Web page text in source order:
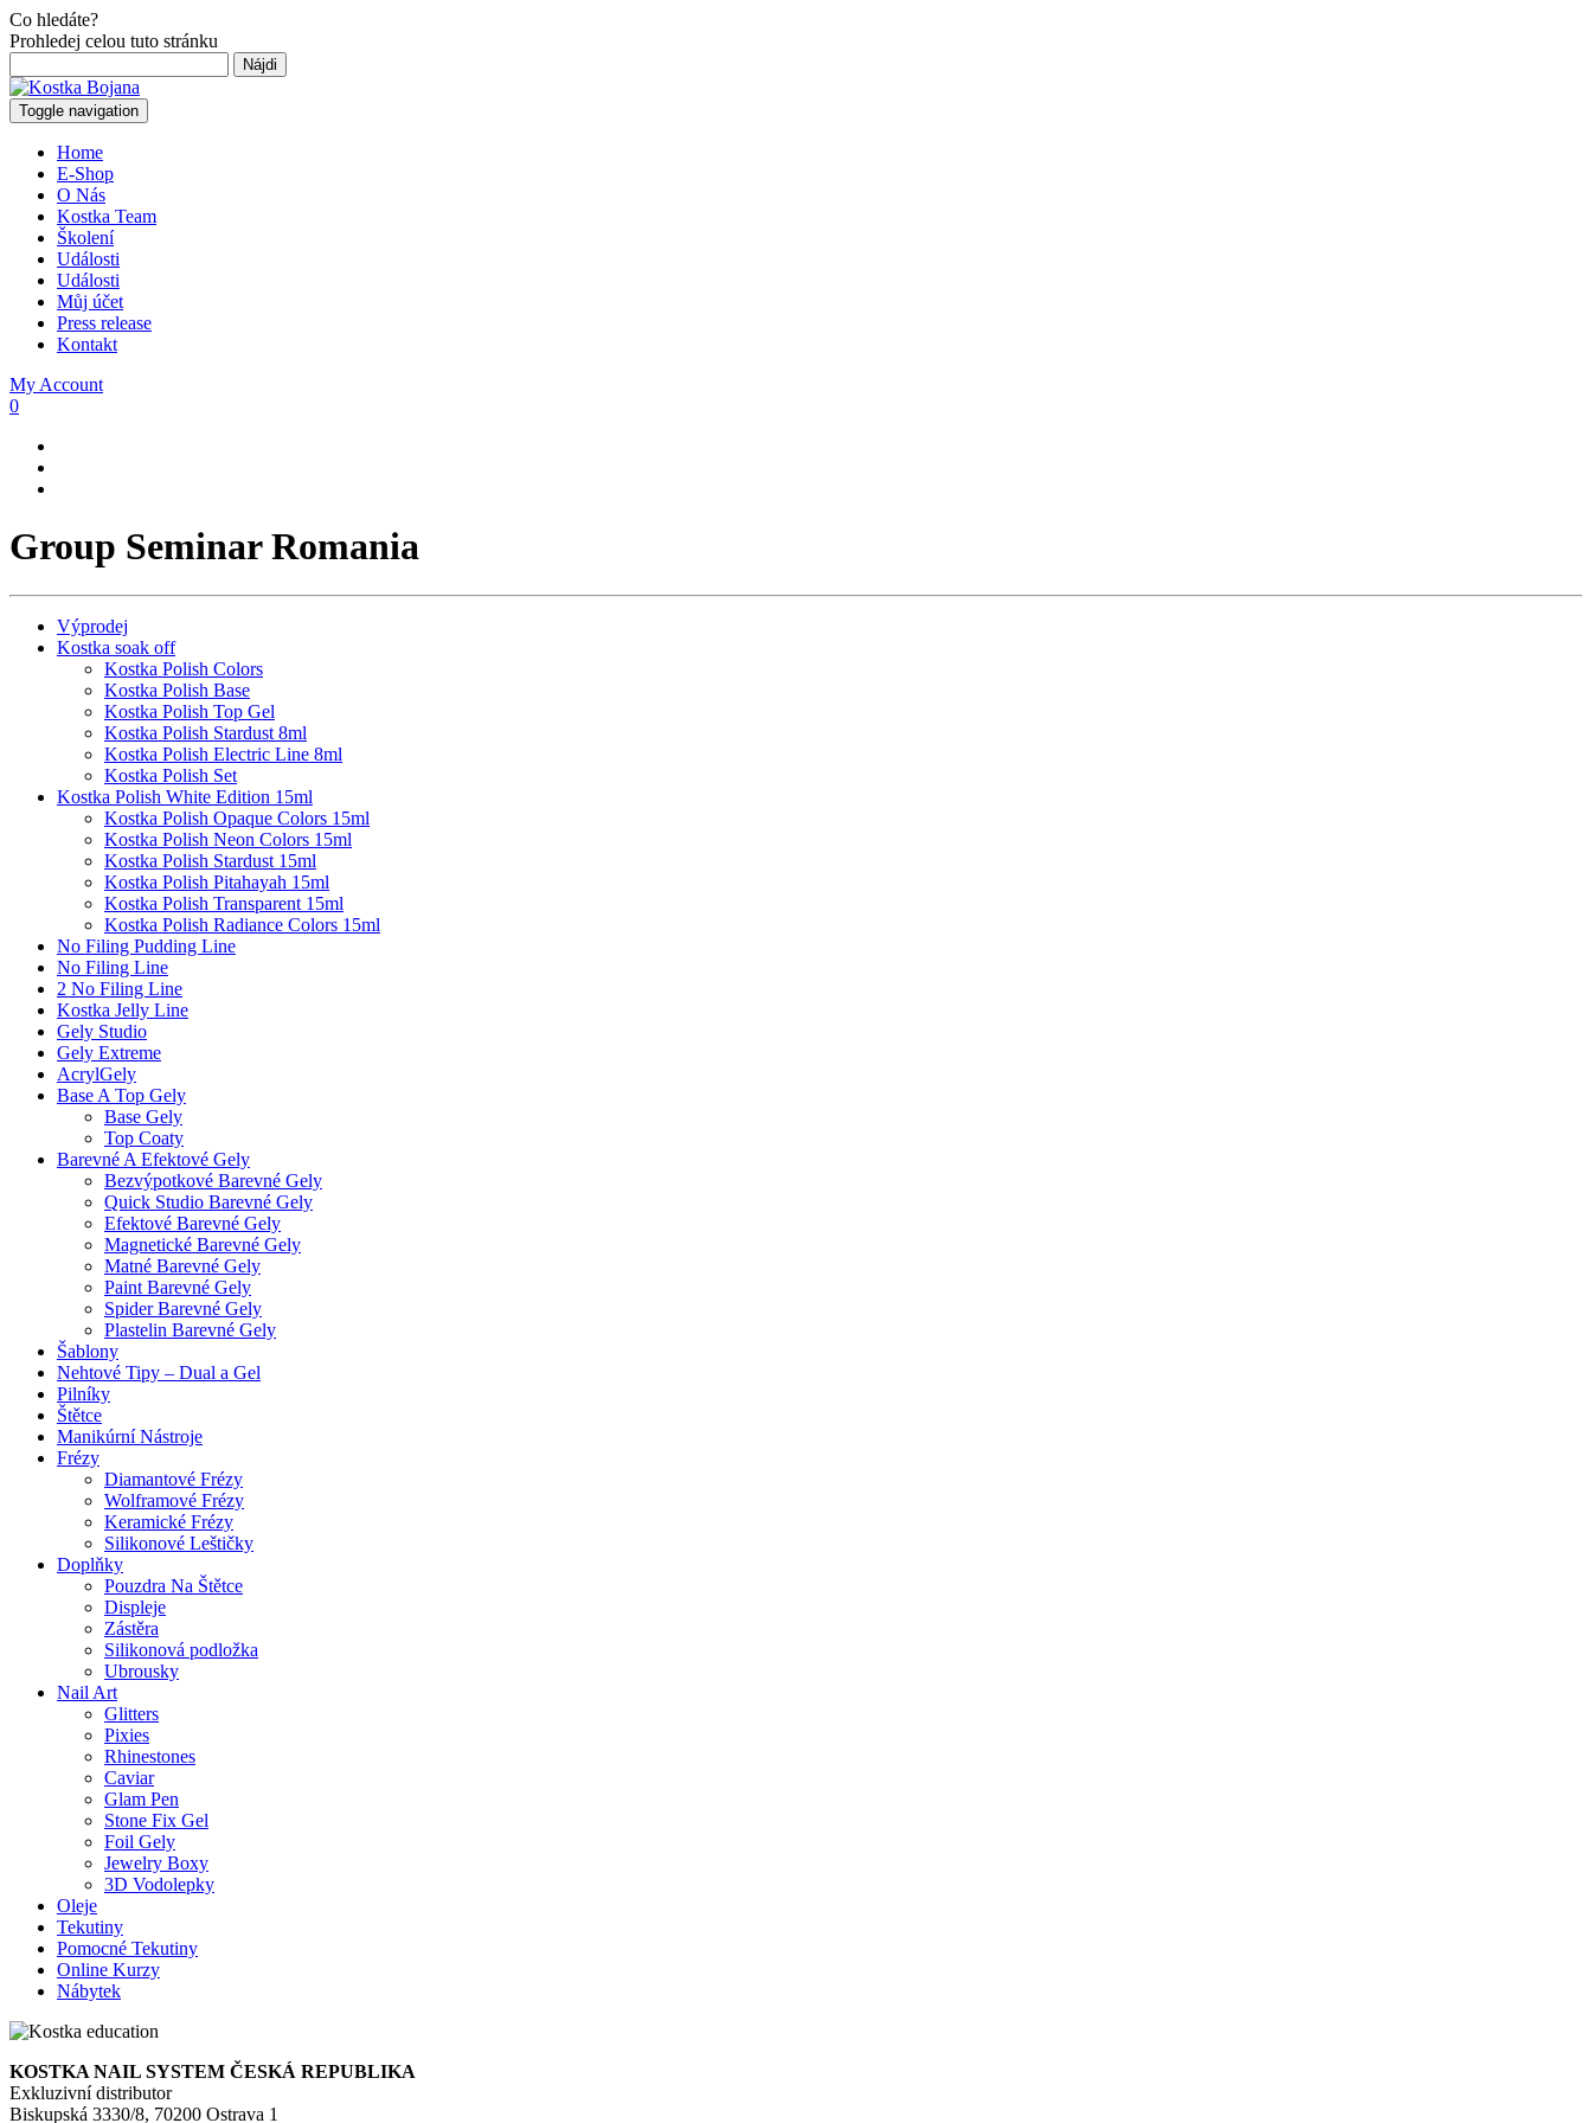
Co hledáte?
Prohledej celou tuto stránku
Toggle navigation
Home
E-Shop
O Nás
Kostka Team
Školení
Události
Události
Můj účet
Press release
Kontakt
My Account
0
Group Seminar Romania
Výprodej
Kostka soak off
Kostka Polish Colors
Kostka Polish Base
Kostka Polish Top Gel
Kostka Polish Stardust 8ml
Kostka Polish Electric Line 8ml
Kostka Polish Set
Kostka Polish White Edition 15ml
Kostka Polish Opaque Colors 15ml
Kostka Polish Neon Colors 15ml
Kostka Polish Stardust 15ml
Kostka Polish Pitahayah 15ml
Kostka Polish Transparent 15ml
Kostka Polish Radiance Colors 15ml
No Filing Pudding Line
No Filing Line
2 No Filing Line
Kostka Jelly Line
Gely Studio
Gely Extreme
AcrylGely
Base A Top Gely
Base Gely
Top Coaty
Barevné A Efektové Gely
Bezvýpotkové Barevné Gely
Quick Studio Barevné Gely
Efektové Barevné Gely
Magnetické Barevné Gely
Matné Barevné Gely
Paint Barevné Gely
Spider Barevné Gely
Plastelin Barevné Gely
Šablony
Nehtové Tipy – Dual a Gel
Pilníky
Štětce
Manikúrní Nástroje
Frézy
Diamantové Frézy
Wolframové Frézy
Keramické Frézy
Silikonové Leštičky
Doplňky
Pouzdra Na Štětce
Displeje
Zástěra
Silikonová podložka
Ubrousky
Nail Art
Glitters
Pixies
Rhinestones
Caviar
Glam Pen
Stone Fix Gel
Foil Gely
Jewelry Boxy
3D Vodolepky
Oleje
Tekutiny
Pomocné Tekutiny
Online Kurzy
Nábytek
KOSTKA NAIL SYSTEM ČESKÁ REPUBLIKA
Exkluzivní distributor
Biskupská 3330/8, 70200 Ostrava 1